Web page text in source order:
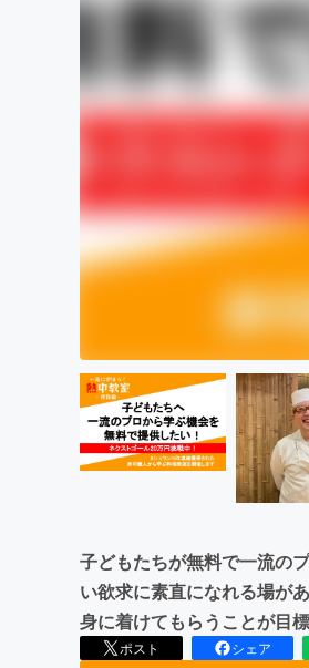
子どもたちが無料で一流の
い欲求に素直になれる場が
身に着けてもらうことが目標
ポスト シェア